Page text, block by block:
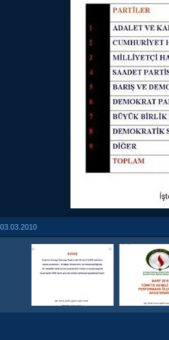
03.03.2010